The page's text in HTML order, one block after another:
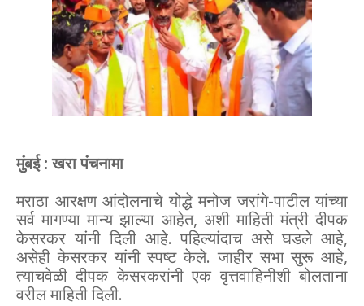
मुंबई : खरा पंचनामा
मराठा आरक्षण आंदोलनाचे योद्धे मनोज जरांगे-पाटील यांच्या
सर्व मागण्या मान्य झाल्या आहेत, अशी माहिती मंत्री दीपक
केसरकर यांनी दिली आहे. पहिल्यांदाच असे घडले आहे,
असेही केसरकर यांनी स्पष्ट केले. जाहीर सभा सुरू आहे,
त्याचवेळी दीपक केसरकरांनी एक वृत्तवाहिनीशी बोलताना
वरील माहिती दिली.